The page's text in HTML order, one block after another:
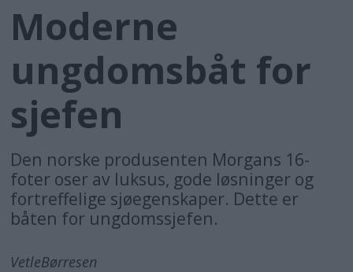
Moderne
ungdomsbåt for
sjefen
Den norske produsenten Morgans 16-
foter oser av luksus, gode løsninger og
fortreffelige sjøegenskaper. Dette er
båten for ungdomssjefen.
VetleBørresen